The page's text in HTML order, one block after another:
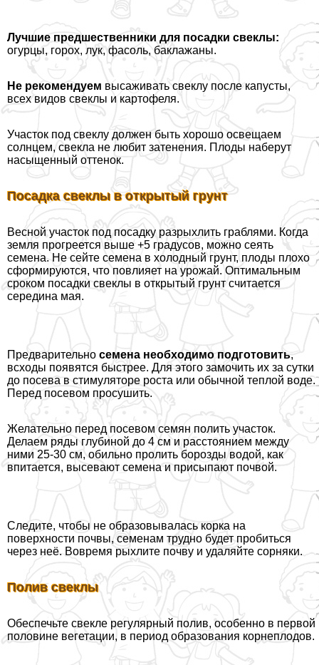
Лучшие предшественники для посадки свеклы:
огурцы, горох, лук, фасоль, баклажаны.
Не рекомендуем высаживать свеклу после капусты,
всех видов свеклы и картофеля.
Участок под свеклу должен быть хорошо освещаем
солнцем, свекла не любит затенения. Плоды наберут
насыщенный оттенок.
Посадка свеклы в открытый грунт
Весной участок под посадку разрыхлить граблями. Когда
земля прогреется выше +5 градусов, можно сеять
семена. Не сейте семена в холодный грунт, плоды плохо
сформируются, что повлияет на урожай. Оптимальным
сроком посадки свеклы в открытый грунт считается
середина мая.
Предварительно семена необходимо подготовить,
всходы появятся быстрее. Для этого замочить их за сутки
до посева в стимуляторе роста или обычной теплой воде.
Перед посевом просушить.
Желательно перед посевом семян полить участок.
Делаем ряды глубиной до 4 см и расстоянием между
ними 25-30 см, обильно пролить борозды водой, как
впитается, высевают семена и присыпают почвой.
Следите, чтобы не образовывалась корка на
поверхности почвы, семенам трудно будет пробиться
через неё. Вовремя рыхлите почву и удаляйте сорняки.
Полив свеклы
Обеспечьте свекле регулярный полив, особенно в первой
половине вегетации, в период образования корнеплодов.